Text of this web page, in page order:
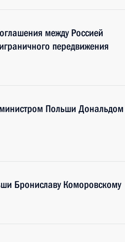
между Россией
передвижения
Польши Дональдом
Брониславу Коморовскому